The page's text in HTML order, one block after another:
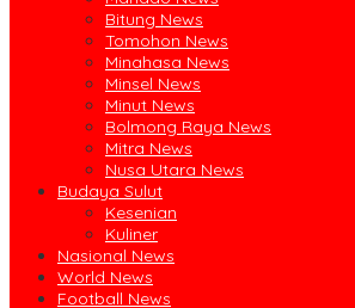
Bitung News
Tomohon News
Minahasa News
Minsel News
Minut News
Bolmong Raya News
Mitra News
Nusa Utara News
Budaya Sulut
Kesenian
Kuliner
Nasional News
World News
Football News